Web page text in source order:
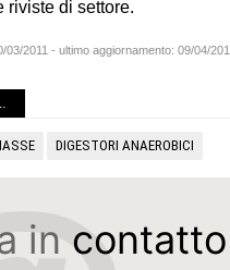
riviste di settore.
03/2011 - ultimo aggiornamento: 09/04/
DIGESTORI ANAEROBICI
in contatto